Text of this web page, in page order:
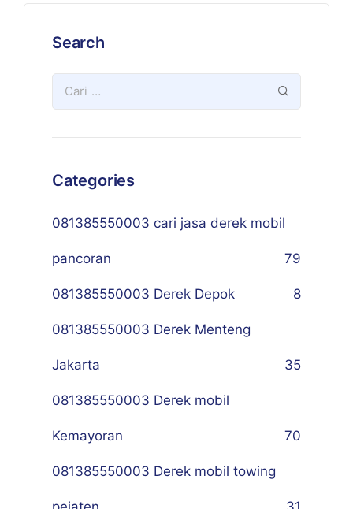
Search
Categories
081385550003 cari jasa derek mobil
pancoran 79
081385550003 Derek Depok 8
081385550003 Derek Menteng
Jakarta 35
081385550003 Derek mobil
Kemayoran 70
081385550003 Derek mobil towing